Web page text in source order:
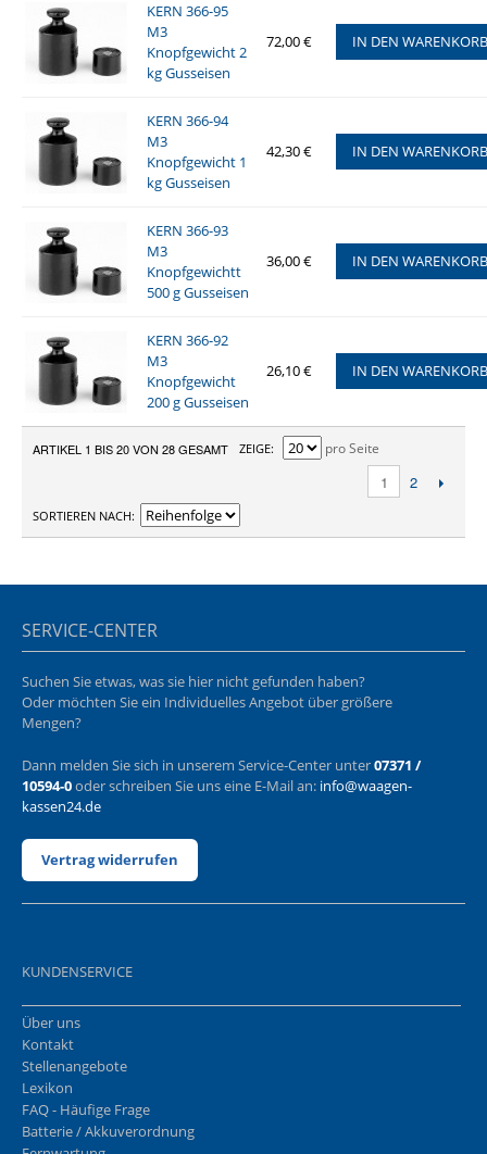
KERN 366-95
M3
Knopfgewicht 2
kg Gusseisen
72,00 € IN DEN WARENKORB
KERN 366-94
M3
Knopfgewicht 1
kg Gusseisen
42,30 € IN DEN WARENKORB
KERN 366-93
M3
Knopfgewichtt
500 g Gusseisen
36,00 € IN DEN WARENKORB
KERN 366-92
M3
Knopfgewicht
200 g Gusseisen
26,10 € IN DEN WARENKORB
ARTIKEL 1 BIS 20 VON 28 GESAMT ZEIGE pro Seite
1 2
SORTIEREN NACH
SERVICE-CENTER
Suchen Sie etwas, was sie hier nicht gefunden haben?
Oder möchten Sie ein Individuelles Angebot über größere
Mengen?
Dann melden Sie sich in unserem Service-Center unter07371 /
10594-0oder schreiben Sie uns eine E-Mail an: info@waagen-
kassen24.de
Vertrag widerrufen
KUNDENSERVICE
Über uns
Kontakt
Stellenangebote
Lexikon
FAQ - Häufige Frage
Batterie / Akkuverordnung